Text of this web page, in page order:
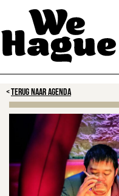
TERUG NAAR AGENDA